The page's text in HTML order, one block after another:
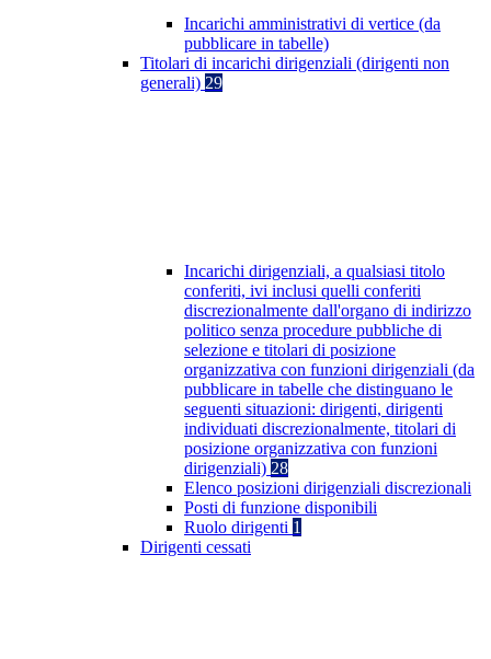
Incarichi amministrativi di vertice (da
pubblicare in tabelle)
Titolari di incarichi dirigenziali (dirigenti non
generali) 29
Incarichi dirigenziali, a qualsiasi titolo
conferiti, ivi inclusi quelli conferiti
discrezionalmente dall'organo di indirizzo
politico senza procedure pubbliche di
selezione e titolari di posizione
organizzativa con funzioni dirigenziali (da
pubblicare in tabelle che distinguano le
seguenti situazioni: dirigenti, dirigenti
individuati discrezionalmente, titolari di
posizione organizzativa con funzioni
dirigenziali) 28
Elenco posizioni dirigenziali discrezionali
Posti di funzione disponibili
Ruolo dirigenti 1
Dirigenti cessati